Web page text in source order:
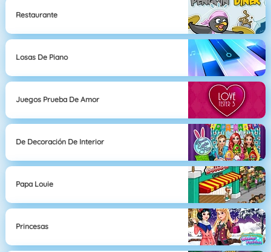
Restaurante
Losas De Piano
Juegos Prueba De Amor
De Decoración De Interior
Papa Louie
Princesas